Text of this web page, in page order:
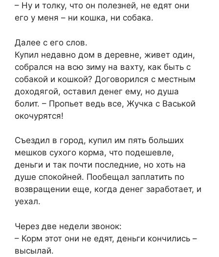
– Ну и толку, что он полезней, не едят они
его у меня – ни кошка, ни собака.
Далее с его слов.
Купил недавно дом в деревне, живет один,
собрался на всю зиму на вахту, как быть с
собакой и кошкой? Договорился с местным
доходягой, оставил денег ему, но душа
болит. – Пропьет ведь все, Жучка с Васькой
окочурятся!
Съездил в город, купил им пять больших
мешков сухого корма, что подешевле,
деньги и так почти последние, но хоть на
душе спокойней. Пообещал заплатить по
возвращении еще, когда денег заработает, и
уехал.
Через две недели звонок:
– Корм этот они не едят, деньги кончились –
высылай.